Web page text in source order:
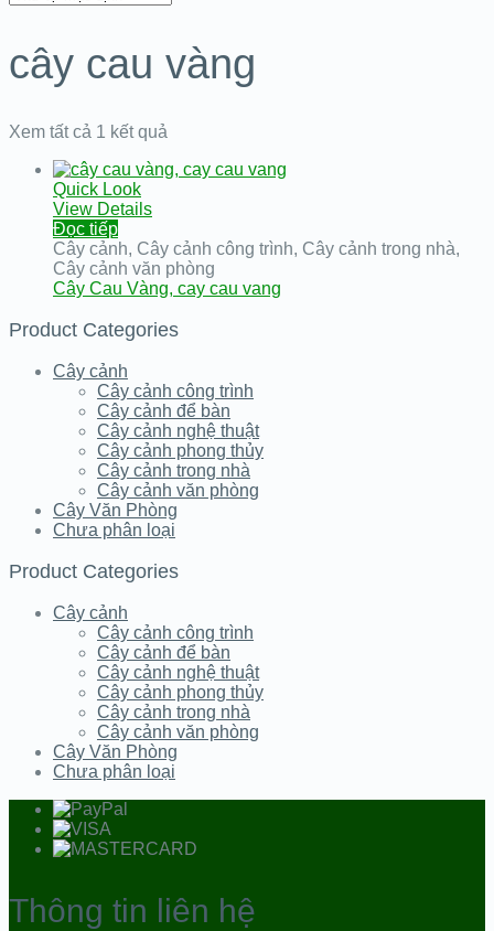
cây cau vàng
Xem tất cả 1 kết quả
Quick Look
View Details
Đọc tiếp
Cây cảnh, Cây cảnh công trình, Cây cảnh trong nhà,
Cây cảnh văn phòng
Cây Cau Vàng, cay cau vang
Product Categories
Cây cảnh
Cây cảnh công trình
Cây cảnh để bàn
Cây cảnh nghệ thuật
Cây cảnh phong thủy
Cây cảnh trong nhà
Cây cảnh văn phòng
Cây Văn Phòng
Chưa phân loại
Product Categories
Cây cảnh
Cây cảnh công trình
Cây cảnh để bàn
Cây cảnh nghệ thuật
Cây cảnh phong thủy
Cây cảnh trong nhà
Cây cảnh văn phòng
Cây Văn Phòng
Chưa phân loại
Thông tin liên hệ